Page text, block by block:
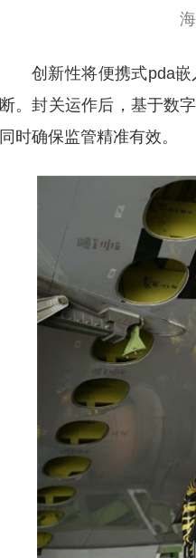
创新性将便携式pda
断。封关运作后，基于数
同时确保监管精准有效。